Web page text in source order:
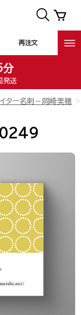
再注文
分
発送
イター名刺－岡崎美穂
0249